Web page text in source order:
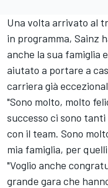
Una volta arrivato al
in programma, Sainz
anche la sua famiglia
aiutato a portare a
carriera già
"Sono molto, molto
successo ci sono
con il team. Sono
mia famiglia, per
"Voglio anche
grande gara che